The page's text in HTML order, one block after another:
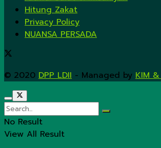
Hitung Zakat
Privacy Policy
NUANSA PERSADA
© 2020 DPP LDII - Managed by KIM
No Result
View All Result